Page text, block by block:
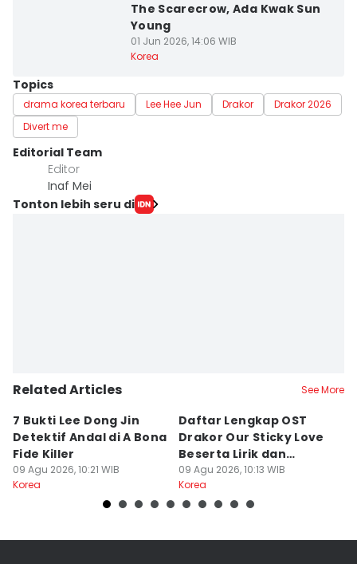
The Scarecrow, Ada Kwak Sun
Young
01 Jun 2026, 14:06 WIB
Korea
Topics
drama korea terbaru Lee Hee Jun Drakor
Drakor 2026
Divert me
Editorial Team
Editor
Inaf Mei
Tonton lebih seru di
Related Articles See More
7 Bukti Lee Dong Jin
Detektif Andal di A Bona
Fide Killer
09 Agu 2026, 10:21 WIB
Korea
Daftar Lengkap OST
Drakor Our Sticky Love
Beserta Lirik dan
Maknanya
09 Agu 2026, 10:13 WIB
Korea